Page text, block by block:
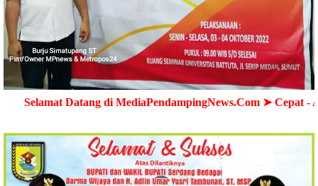
Datang di MediaPendampingNews.Com ➤ Cepat - Akurat -